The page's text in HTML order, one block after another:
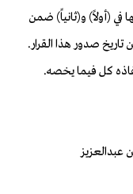
في (أولاً) و(ثانياً) ضمن
تاريخ صدور هذا القرار.
كل فيما يخصه.
عبدالعزيز